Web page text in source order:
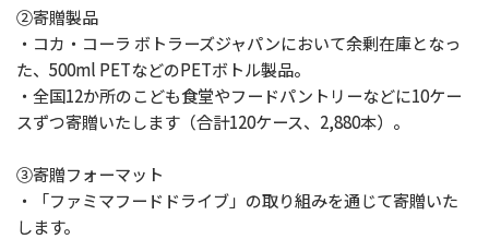
②寄贈製品
・コカ・コーラ ボトラーズジャパンにおいて余剰在庫となっ
た、500ml PETなどのPETボトル製品。
・全国12か所のこども食堂やフードパントリーなどに10ケー
スずつ寄贈いたします（合計120ケース、2,880本）。
③寄贈フォーマット
・「ファミマフードドライブ」の取り組みを通じて寄贈いた
します。